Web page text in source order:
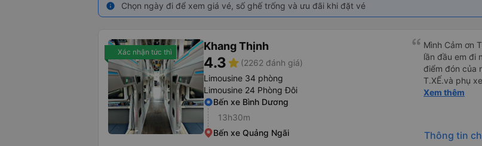
info Chọn ngày đi để xem giá vé, số ghế trống và ưu đãi khi đặt vé
Xác nhận tức thì Khang Thịnh
4.3star (2262 đánh giá)
Limousine 34 phòng
Limousine 24 Phòng Đôi
Bến xe Bình Dương
13h30m
Bến xe Quảng Ngãi
Mình Cảm ơn
lần đầu em đi
điểm đón của
T.XẾ.và phụ
như những nhà xe khác. Xe mình đi
.xe đi từ sài
.xe dùng 2
cho mn ăn
Xem thêm
Thông tin